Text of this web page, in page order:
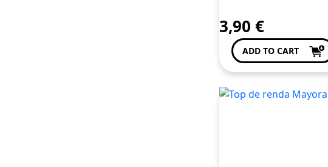
3,90 €
ADD TO CART